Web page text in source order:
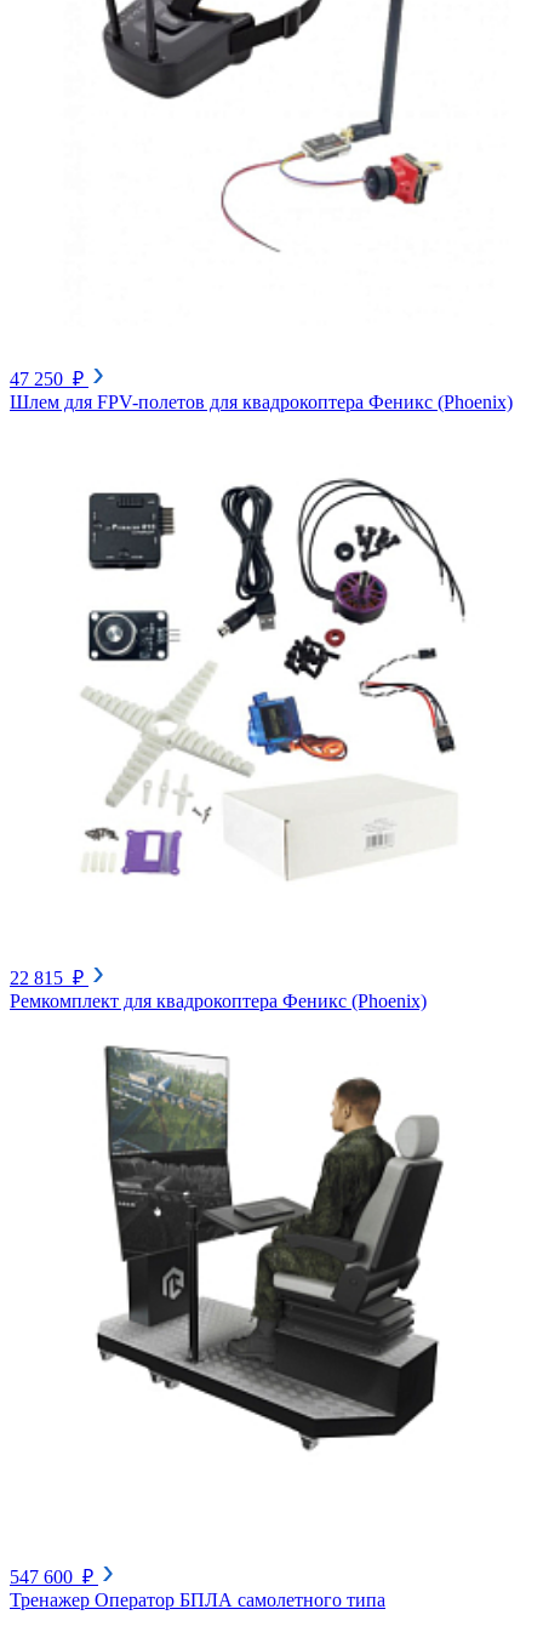
47 250 ₽
Шлем для FPV-полетов для квадрокоптера Феникс (Phoenix)
22 815 ₽
Ремкомплект для квадрокоптера Феникс (Phoenix)
547 600 ₽
Тренажер Оператор БПЛА самолетного типа